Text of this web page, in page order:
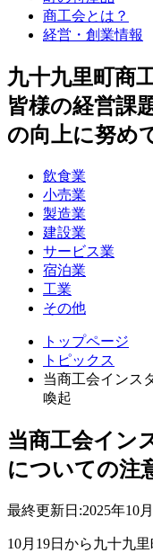
商工会とは？
経営・創業情報
九十九里町商
皆様の経営課
の向上に努め
飲食業
小売業
製造業
建設業
サービス業
宿泊業
工業
その他
トップページ
トピックス
当商工会インス
喚起
当商工会イン
についての注
最終更新日:2025年10
10月19日から九十九